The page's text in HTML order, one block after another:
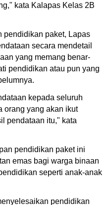
kata Kalapas Kelas 2B
pendidikan paket, Lapas
secara mendetail
yang memang benar-
pendidikan atau pun yang
kepada seluruh
orang yang akan ikut
pendataan itu," kata
pendidikan paket ini
emas bagi warga binaan
seperti anak-anak
pendidikan